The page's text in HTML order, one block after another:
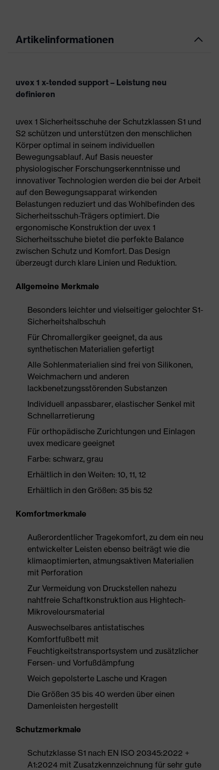
Artikelinformationen
uvex 1 x-tended support – Leistung neu
definieren
uvex 1 Sicherheitsschuhe der Schutzklassen S1 und
S2 schützen und unterstützen den menschlichen
Körper optimal in seinem individuellen
Bewegungsablauf. Auf Basis neuester
physiologischer Forschungserkenntnisse und
innovativer Technologien werden die bei der Arbeit
auf den Bewegungsapparat wirkenden
Belastungen reduziert und das Wohlbefinden des
Sicherheitsschuh-Trägers optimiert. Die
ergonomische Konstruktion der uvex 1
Sicherheitsschuhe bietet die perfekte Balance
zwischen Schutz und Komfort. Das Design
überzeugt durch klare Linien und Reduktion.
Allgemeine Merkmale
Besonders leichter und vielseitiger gelochter S1-
Sicherheitshalbschuh
Für Chromallergiker geeignet, da aus
synthetischen Materialien gefertigt
Alle Sohlenmaterialien sind frei von Silikonen,
Weichmachern und anderen
lackbenetzungsstörenden Substanzen
Individuell anpassbarer, elastischer Senkel mit
Schnellarretierung
Für orthopädische Zurichtungen und Einlagen
uvex medicare geeignet
Farbe: schwarz, grau
Erhältlich in den Weiten: 10, 11, 12
Erhältlich in den Größen: 35 bis 52
Komfortmerkmale
Außerordentlicher Tragekomfort, zu dem ein neu
entwickelter Leisten ebenso beiträgt wie die
klimaoptimierten, atmungsaktiven Materialien
mit Perforation
Zur Vermeidung von Druckstellen nahezu
nahtfreie Schaftkonstruktion aus Hightech-
Mikroveloursmaterial
Auswechselbares antistatisches
Komfortfußbett mit
Feuchtigkeitstransportsystem und zusätzlicher
Fersen- und Vorfußdämpfung
Weich gepolsterte Lasche und Kragen
Die Größen 35 bis 40 werden über einen
Damenleisten hergestellt
Schutzmerkmale
Schutzklasse S1 nach EN ISO 20345:2022 +
A1:2024 mit Zusatzkennzeichnung für sehr gute